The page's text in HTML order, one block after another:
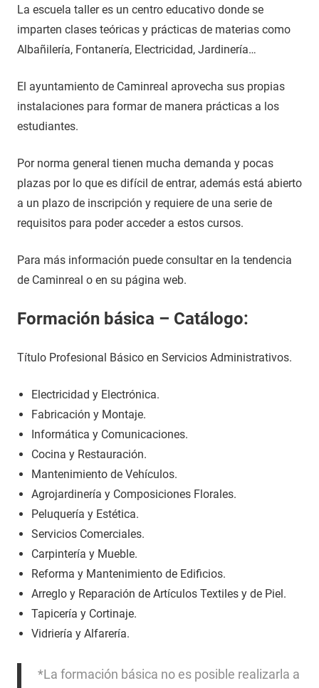
La escuela taller es un centro educativo donde se
imparten clases teóricas y prácticas de materias como
Albañilería, Fontanería, Electricidad, Jardinería…
El ayuntamiento de Caminreal aprovecha sus propias
instalaciones para formar de manera prácticas a los
estudiantes.
Por norma general tienen mucha demanda y pocas
plazas por lo que es difícil de entrar, además está abierto
a un plazo de inscripción y requiere de una serie de
requisitos para poder acceder a estos cursos.
Para más información puede consultar en la tendencia
de Caminreal o en su página web.
Formación básica – Catálogo:
Título Profesional Básico en Servicios Administrativos.
Electricidad y Electrónica.
Fabricación y Montaje.
Informática y Comunicaciones.
Cocina y Restauración.
Mantenimiento de Vehículos.
Agrojardinería y Composiciones Florales.
Peluquería y Estética.
Servicios Comerciales.
Carpintería y Mueble.
Reforma y Mantenimiento de Edificios.
Arreglo y Reparación de Artículos Textiles y de Piel.
Tapicería y Cortinaje.
Vidriería y Alfarería.
*La formación básica no es posible realizarla a